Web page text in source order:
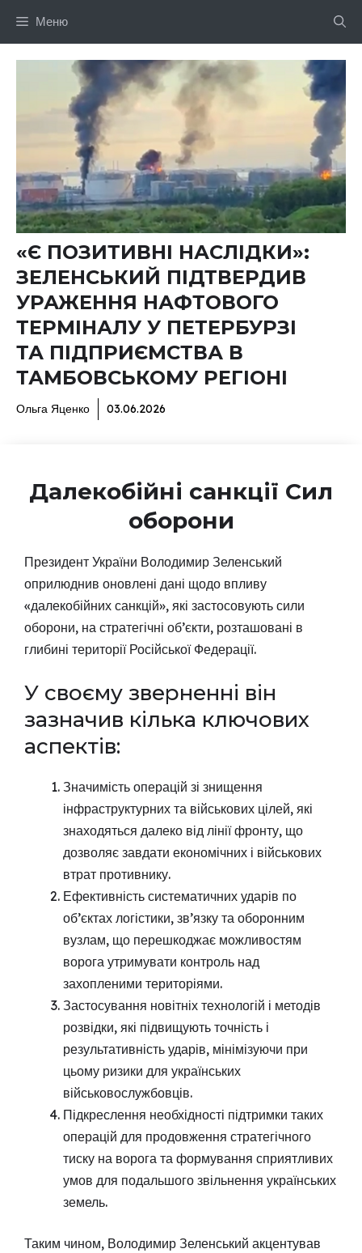
Меню
«Є ПОЗИТИВНІ НАСЛІДКИ»:
ЗЕЛЕНСЬКИЙ ПІДТВЕРДИВ
УРАЖЕННЯ НАФТОВОГО
ТЕРМІНАЛУ У ПЕТЕРБУРЗІ
ТА ПІДПРИЄМСТВА В
ТАМБОВСЬКОМУ РЕГІОНІ
Ольга Яценко 03.06.2026
Далекобійні санкції Сил
оборони
Президент України Володимир Зеленський
оприлюднив оновлені дані щодо впливу
«далекобійних санкцій», які застосовують сили
оборони, на стратегічні об’єкти, розташовані в
глибині території Російської Федерації.
У своєму зверненні він
зазначив кілька ключових
аспектів:
Значимість операцій зі знищення
інфраструктурних та військових цілей, які
знаходяться далеко від лінії фронту, що
дозволяє завдати економічних і військових
втрат противнику.
Ефективність систематичних ударів по
об’єктах логістики, зв’язку та оборонним
вузлам, що перешкоджає можливостям
ворога утримувати контроль над
захопленими територіями.
Застосування новітніх технологій і методів
розвідки, які підвищують точність і
результативність ударів, мінімізуючи при
цьому ризики для українських
військовослужбовців.
Підкреслення необхідності підтримки таких
операцій для продовження стратегічного
тиску на ворога та формування сприятливих
умов для подальшого звільнення українських
земель.
Таким чином, Володимир Зеленський акцентував